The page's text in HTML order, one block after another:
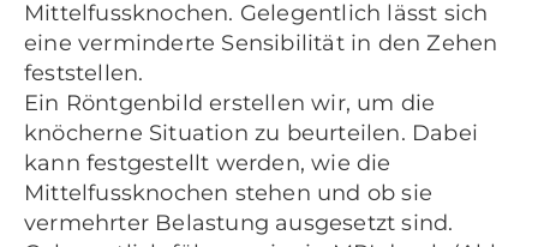
Mittelfussknochen. Gelegentlich lässt sich
eine verminderte Sensibilität in den Zehen
feststellen.
Ein Röntgenbild erstellen wir, um die
knöcherne Situation zu beurteilen. Dabei
kann festgestellt werden, wie die
Mittelfussknochen stehen und ob sie
vermehrter Belastung ausgesetzt sind.